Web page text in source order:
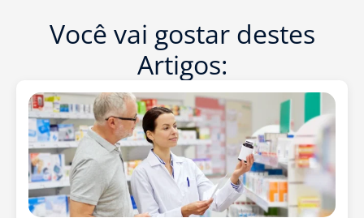
Você vai gostar destes
Artigos: